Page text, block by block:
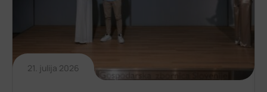
21. julija 2026